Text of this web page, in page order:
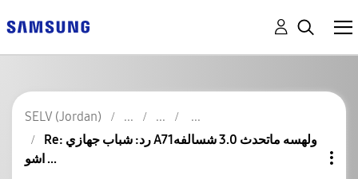
SELV (Jordan)
Re: رد: شباب جهازي A71ولهسه ماتحدث 3.0 شسالفه
اشو ...